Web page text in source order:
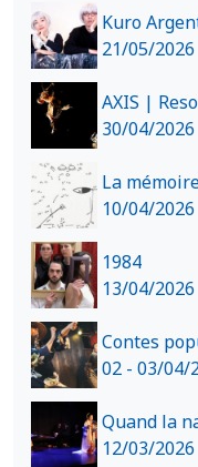
Kuro
21/05/2026
AXIS |
30/04/2026
La
10/04/2026
1984
13/04/2026
Contes
02 - 03/04/
Quand la
12/03/2026